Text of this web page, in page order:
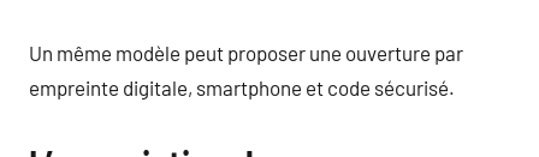
Un même modèle peut proposer une ouverture par
empreinte digitale, smartphone et code sécurisé.